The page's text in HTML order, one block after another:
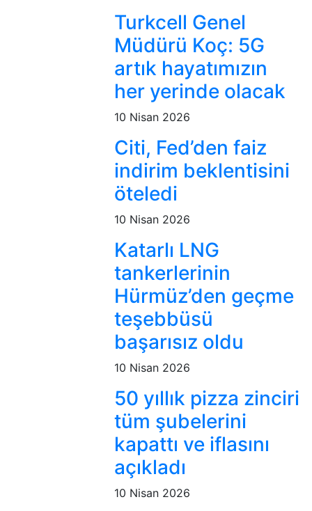
Turkcell Genel
Müdürü Koç: 5G
artık hayatımızın
her yerinde olacak
10 Nisan 2026
Citi, Fed’den faiz
indirim beklentisini
öteledi
10 Nisan 2026
Katarlı LNG
tankerlerinin
Hürmüz’den geçme
teşebbüsü
başarısız oldu
10 Nisan 2026
50 yıllık pizza zinciri
tüm şubelerini
kapattı ve iflasını
açıkladı
10 Nisan 2026